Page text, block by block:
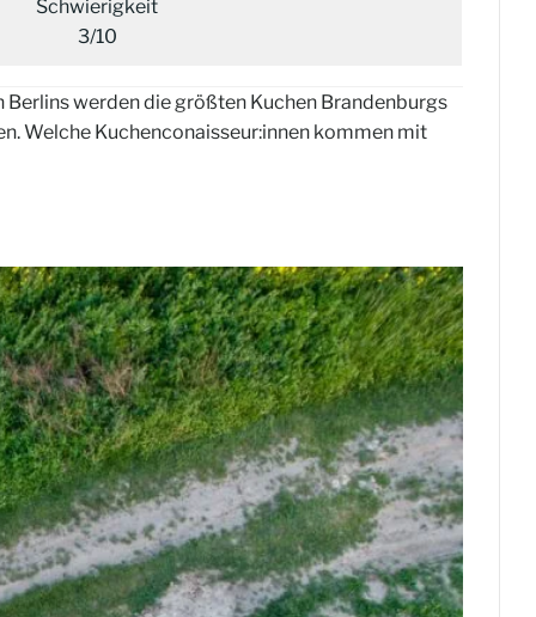
Schwierigkeit
3/10
werden die größten Kuchen Brandenburgs
Welche Kuchenconaisseur:innen kommen mit